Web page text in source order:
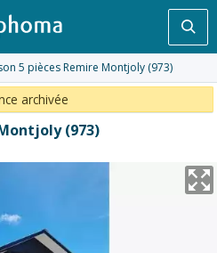
5 pièces Remire Montjoly (973)
archivée
(973)